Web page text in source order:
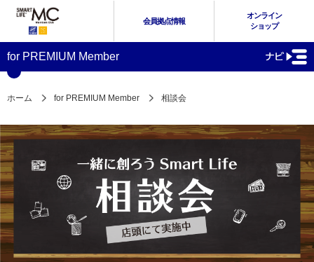
会員拠点情報
オンライン
ショップ
for PREMIUM Member
ホーム for PREMIUM Member 相談会